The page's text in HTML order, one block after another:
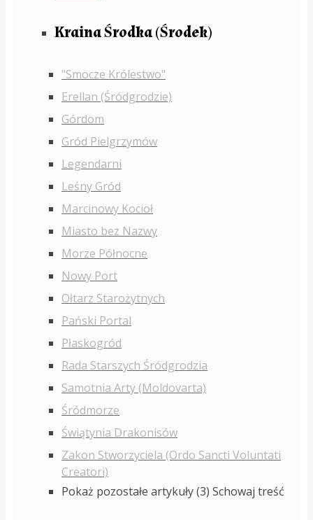
Kraina Środka (Środek)
"Smocze Królestwo"
Erellan (Śródgrodzie)
Górdom
Gród Pielgrzymów
Legendarni
Leśny Gród
Marcinowy Kocioł
Miasto bez Nazwy
Morze Północne
Nowy Port
Ołtarz Starożytnych
Pański Portal
Płaskogród
Rada Starszych Śródgrodzia
Samotnia Arty (Moldovarta)
Śródmorze
Świątynia Drakonisów
Zakon Stworzyciela (Ordo Sancti Voluntati
Creatori)
Pokaż pozostałe artykuły (3) Schowaj treść